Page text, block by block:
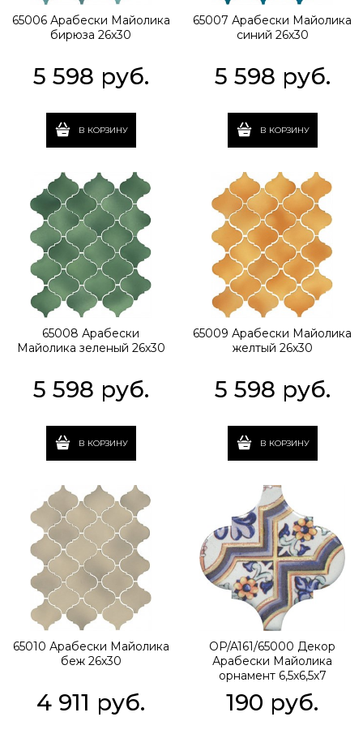
65006 Арабески Майолика
бирюза 26х30
5 598 руб.
В КОРЗИНУ
65007 Арабески Майолика
синий 26х30
5 598 руб.
В КОРЗИНУ
65008 Арабески
Майолика зеленый 26х30
5 598 руб.
В КОРЗИНУ
65009 Арабески Майолика
желтый 26х30
5 598 руб.
В КОРЗИНУ
65010 Арабески Майолика
беж 26х30
4 911 руб.
OP/A161/65000 Декор
Арабески Майолика
орнамент 6,5х6,5х7
190 руб.